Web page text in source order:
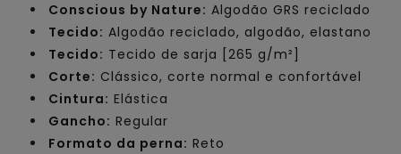
Conscious by Nature: Algodão GRS reciclado
Tecido: Algodão reciclado, algodão, elastano
Tecido: Tecido de sarja [265 g/m²]
Corte: Clássico, corte normal e confortável
Cintura: Elástica
Gancho: Regular
Formato da perna: Reto